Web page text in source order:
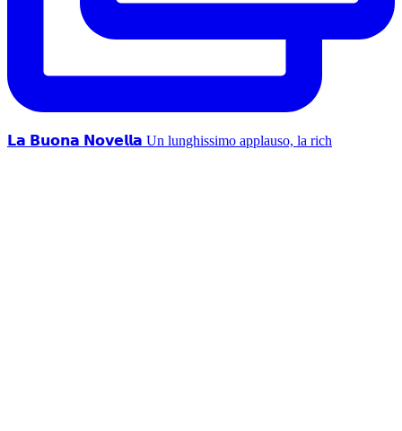
𝗟𝗮 𝗕𝘂𝗼𝗻𝗮 𝗡𝗼𝘃𝗲𝗹𝗹𝗮 Un lunghissimo applauso, la rich